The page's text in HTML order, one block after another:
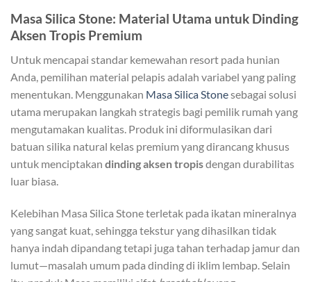
Masa Silica Stone: Material Utama untuk Dinding
Aksen Tropis Premium
Untuk mencapai standar kemewahan resort pada hunian
Anda, pemilihan material pelapis adalah variabel yang paling
menentukan. Menggunakan Masa Silica Stonesebagai solusi
utama merupakan langkah strategis bagi pemilik rumah yang
mengutamakan kualitas. Produk ini diformulasikan dari
batuan silika natural kelas premium yang dirancang khusus
untuk menciptakan dinding aksen tropisdengan durabilitas
luar biasa.
Kelebihan Masa Silica Stone terletak pada ikatan mineralnya
yang sangat kuat, sehingga tekstur yang dihasilkan tidak
hanya indah dipandang tetapi juga tahan terhadap jamur dan
lumut—masalah umum pada dinding di iklim lembap. Selain